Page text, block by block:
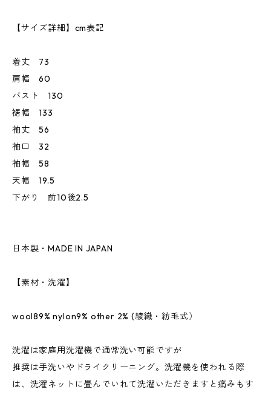
【サイズ詳細】cm表記
着丈 73
肩幅 60
バスト 130
裾幅 133
袖丈 56
袖口 32
袖幅 58
天幅 19.5
下がり 前10後2.5
日本製・MADE IN JAPAN
【素材・洗濯】
wool89% nylon9% other 2% (綾織・紡毛式）
洗濯は家庭用洗濯機で通常洗い可能ですが
推奨は手洗いやドライクリーニング。洗濯機を使われる際
は、洗濯ネットに畳んでいれて洗濯いただきますと痛みもす